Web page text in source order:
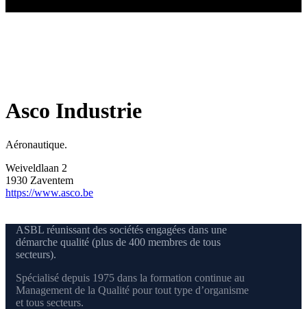
Asco Industrie
Aéronautique.
Weiveldlaan 2
1930 Zaventem
https://www.asco.be
ASBL réunissant des sociétés engagées dans une
démarche qualité (plus de 400 membres de tous
secteurs).
Spécialisé depuis 1975 dans la formation continue au
Management de la Qualité pour tout type d’organisme
et tous secteurs.